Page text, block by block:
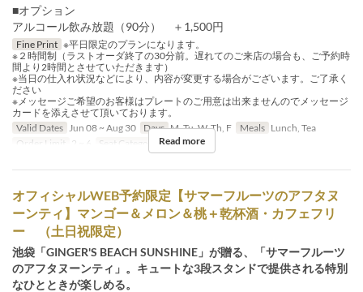
■オプション
アルコール飲み放題（90分） ＋1,500円
Fine Print ※平日限定のプランになります。
※２時間制（ラストオーダ終了の30分前。遅れてのご来店の場合も、ご予約時
間より2時間とさせていただきます）
※当日の仕入れ状況などにより、内容が変更する場合がございます。ご了承く
ださい
※メッセージご希望のお客様はプレートのご用意は出来ませんのでメッセージ
カードを添えさせて頂いております。
Valid Dates
Jun 08 ~ Aug 30 Days M, Tu, W, Th, F Meals Lunch, Tea
Order Limit
2 ~ 6 Seat Category Table Seat
Read more
オフィシャルWEB予約限定【サマーフルーツのアフタヌ
ーンティ】マンゴー＆メロン＆桃＋乾杯酒・カフェフリ
ー （土日祝限定）
池袋「GINGER'S BEACH SUNSHINE」が贈る、「サマーフルーツ
のアフタヌーンティ」。キュートな3段スタンドで提供される特別
なひとときが楽しめる。